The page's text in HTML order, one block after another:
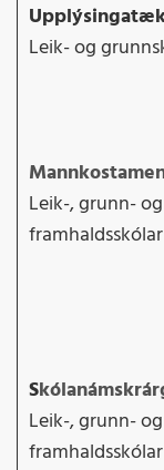
Leik- og
Leik-, grunn- og
framhaldsskólar
S
Leik-, grunn- og
framhaldsskólar